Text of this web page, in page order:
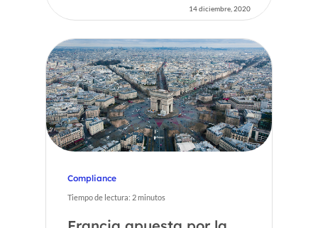
14 diciembre, 2020
Compliance
Tiempo de lectura: 2minutos